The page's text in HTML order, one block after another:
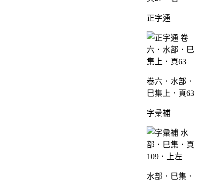
正字通
卷六．水部．
巳集上．頁63
字彙補
水部．巳集．